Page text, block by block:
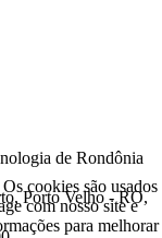
de Rondônia
Porto Velho - RO,
cookies são usados
com nosso site e
para melhorar